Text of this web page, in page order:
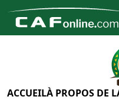
ACCUEILÀ PROPOS DE